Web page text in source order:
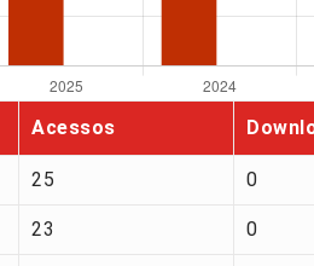
Acessos
25 0
23 0